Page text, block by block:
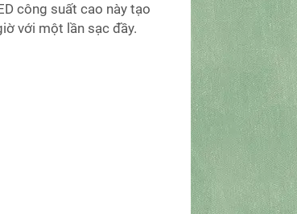
công suất cao này tạo
với một lần sạc đầy.